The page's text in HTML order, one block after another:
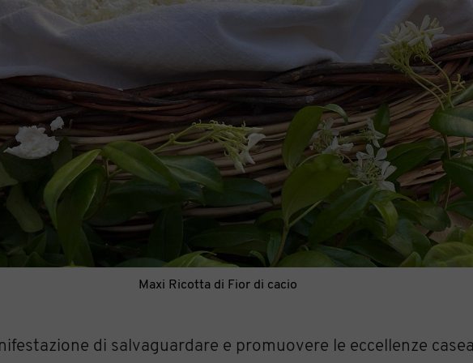
Maxi Ricotta di Fior di cacio
di salvaguardare e promuovere le eccellenze